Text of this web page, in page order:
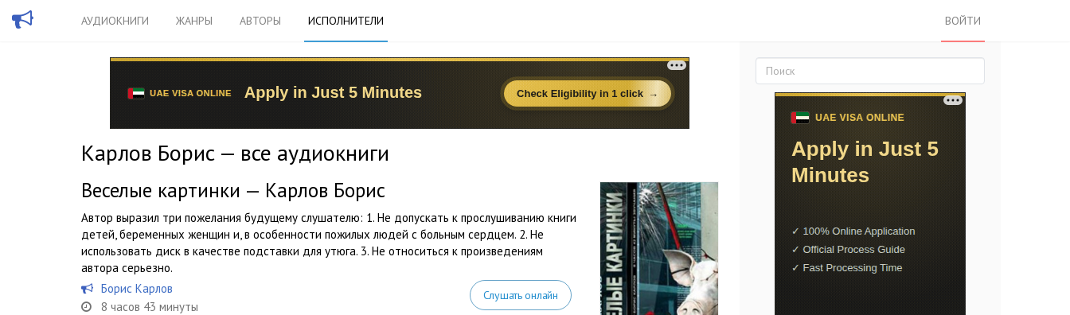
АУДИОКНИГИ ЖАНРЫ АВТОРЫ ИСПОЛНИТЕЛИ ВОЙТИ
Карлов Борис — все аудиокниги
Веселые картинки — Карлов Борис
Автор выразил три пожелания будущему слушателю: 1. Не допускать к прослушиванию книги
детей, беременных женщин и, в особенности пожилых людей с больным сердцем. 2. Не
использовать диск в качестве подставки для утюга. 3. Не относиться к произведениям
автора серьезно.
Борис Карлов
8 часов 43 минуты
Слушать онлайн